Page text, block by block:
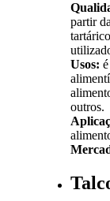
partir
Usos:
outros.